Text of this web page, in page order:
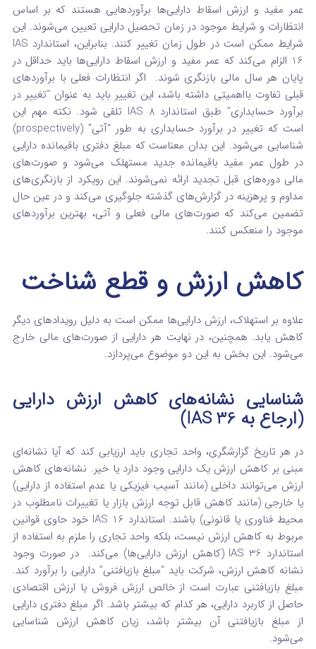
عمر مفید و ارزش اسقاط دارایی‌ها برآوردهایی هستند که بر اساس
انتظارات و شرایط موجود در زمان تحصیل دارایی تعیین می‌شوند. این
شرایط ممکن است در طول زمان تغییر کنند. بنابراین، استاندارد IAS
16 الزام می‌کند که عمر مفید و ارزش اسقاط دارایی‌ها باید حداقل در
پایان هر سال مالی بازنگری شوند.
اگر انتظارات فعلی با برآوردهای
قبلی تفاوت بااهمیتی داشته باشد، این تغییر باید به عنوان “تغییر در
برآورد حسابداری” طبق استاندارد IAS 8 تلقی شود. نکته مهم این
است که تغییر در برآورد حسابداری به طور “آتی” (prospectively)
شناسایی می‌شود. این بدان معناست که مبلغ دفتری باقیمانده دارایی
در طول عمر مفید باقیمانده جدید مستهلک می‌شود و صورت‌های
مالی دوره‌های قبل تجدید ارائه نمی‌شوند. این رویکرد از بازنگری‌های
مداوم و پرهزینه در گزارش‌های گذشته جلوگیری می‌کند و در عین حال
تضمین می‌کند که صورت‌های مالی فعلی و آتی، بهترین برآوردهای
موجود را منعکس کنند.
کاهش ارزش و قطع شناخت
علاوه بر استهلاک، ارزش دارایی‌ها ممکن است به دلیل رویدادهای دیگر
کاهش یابد. همچنین، در نهایت هر دارایی از صورت‌های مالی خارج
می‌شود. این بخش به این دو موضوع می‌پردازد.
شناسایی نشانه‌های کاهش ارزش دارایی
(ارجاع به IAS 36)
در هر تاریخ گزارشگری، واحد تجاری باید ارزیابی کند که آیا نشانه‌ای
مبنی بر کاهش ارزش یک دارایی وجود دارد یا خیر. نشانه‌های کاهش
ارزش می‌توانند داخلی (مانند آسیب فیزیکی یا عدم استفاده از دارایی)
یا خارجی (مانند کاهش قابل توجه ارزش بازار یا تغییرات نامطلوب در
محیط فناوری یا قانونی) باشند. استاندارد IAS 16 خود حاوی قوانین
مربوط به کاهش ارزش نیست، بلکه واحد تجاری را ملزم به استفاده از
استاندارد IAS 36 (کاهش ارزش دارایی‌ها) می‌کند.
در صورت وجود
نشانه کاهش ارزش، شرکت باید “مبلغ بازیافتنی” دارایی را برآورد کند.
مبلغ بازیافتنی عبارت است از خالص ارزش فروش یا ارزش اقتصادی
حاصل از کاربرد دارایی، هر کدام که بیشتر باشد. اگر مبلغ دفتری دارایی
از مبلغ بازیافتنی آن بیشتر باشد، زیان کاهش ارزش شناسایی
می‌شود.